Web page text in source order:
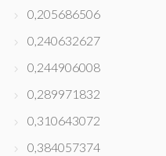
0,205686506
0,240632627
0,244906008
0,289971832
0,310643072
0,384057374